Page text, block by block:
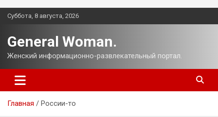
Перейти
Суббота, 8 августа, 2026
General Woman.
Женский информационно-развлекательный портал.
Главная России-то